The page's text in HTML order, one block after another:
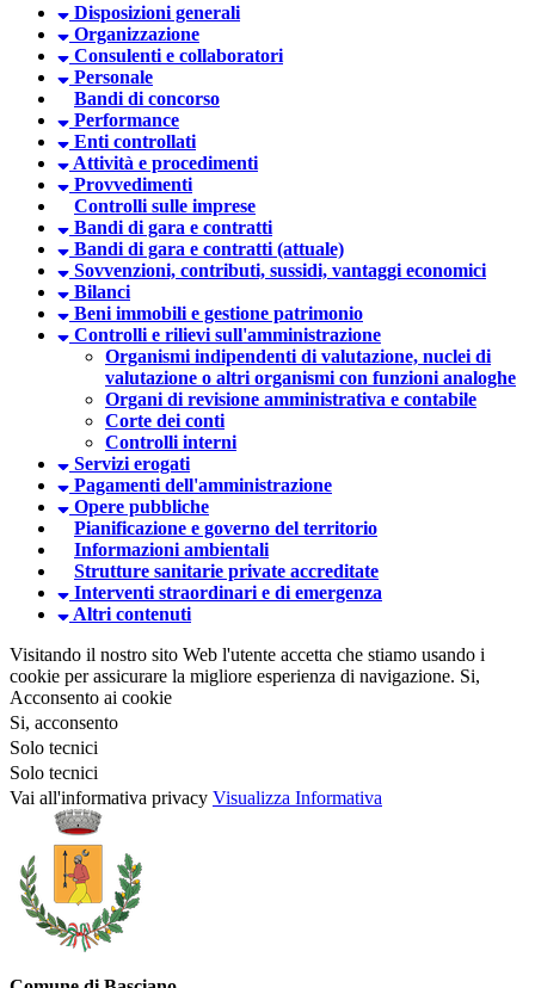
Disposizioni generali
Organizzazione
Consulenti e collaboratori
Personale
Bandi di concorso
Performance
Enti controllati
Attività e procedimenti
Provvedimenti
Controlli sulle imprese
Bandi di gara e contratti
Bandi di gara e contratti (attuale)
Sovvenzioni, contributi, sussidi, vantaggi economici
Bilanci
Beni immobili e gestione patrimonio
Controlli e rilievi sull'amministrazione
Organismi indipendenti di valutazione, nuclei di
valutazione o altri organismi con funzioni analoghe
Organi di revisione amministrativa e contabile
Corte dei conti
Controlli interni
Servizi erogati
Pagamenti dell'amministrazione
Opere pubbliche
Pianificazione e governo del territorio
Informazioni ambientali
Strutture sanitarie private accreditate
Interventi straordinari e di emergenza
Altri contenuti
Visitando il nostro sito Web l'utente accetta che stiamo usando i
cookie per assicurare la migliore esperienza di navigazione. Si,
Acconsento ai cookie
Si, acconsento
Solo tecnici
Solo tecnici
Vai all'informativa privacy Visualizza Informativa